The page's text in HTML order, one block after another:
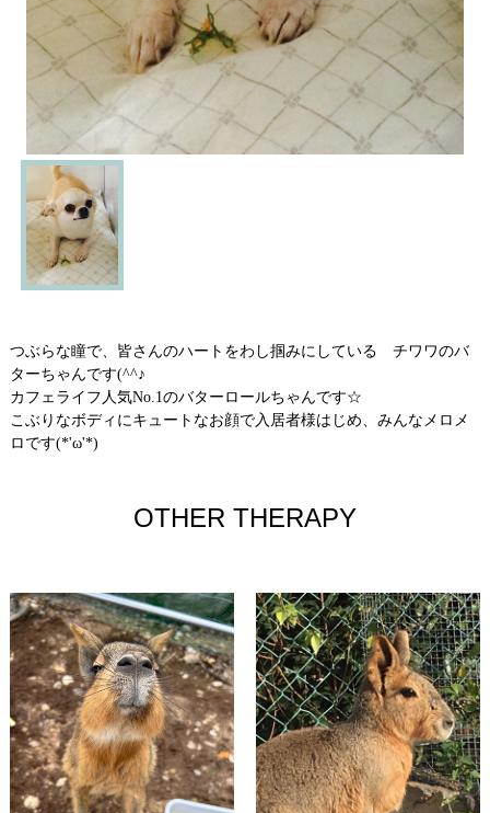
つぶらな瞳で、皆さんのハートをわし掴みにしている チワワのバ
ターちゃんです(^^♪
カフェライフ人気No.1のバターロールちゃんです☆
こぶりなボディにキュートなお顔で入居者様はじめ、みんなメロメ
ロです(*'ω'*)
OTHER THERAPY